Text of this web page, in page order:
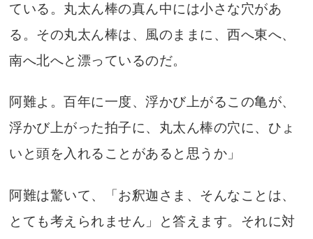
ている。丸太ん棒の真ん中には小さな穴があ
る。その丸太ん棒は、風のままに、西へ東へ、
南へ北へと漂っているのだ。
阿難よ。百年に一度、浮かび上がるこの亀が、
浮かび上がった拍子に、丸太ん棒の穴に、ひょ
いと頭を入れることがあると思うか」
阿難は驚いて、「お釈迦さま、そんなことは、
とても考えられません」と答えます。それに対